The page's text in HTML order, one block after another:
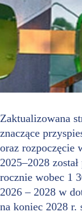
Zaktualizowana
znaczące
oraz rozpoczęcie
2025–2028
rocznie wobec 1
2026 – 2028 w
na koniec 2028 r.